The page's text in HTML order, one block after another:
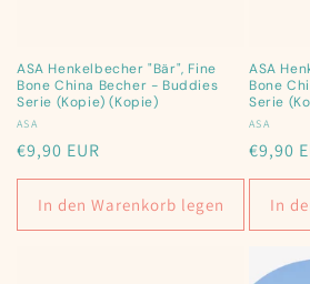
ASA Henkelbecher "Bär", Fine
Bone China Becher - Buddies
Serie (Kopie) (Kopie)
Anbieter:
ASA
Normaler
Preis
€9,90 EUR
In den Warenkorb legen
ASA
Bone
Serie
Anbieter:
ASA
Preis
€9,90
In